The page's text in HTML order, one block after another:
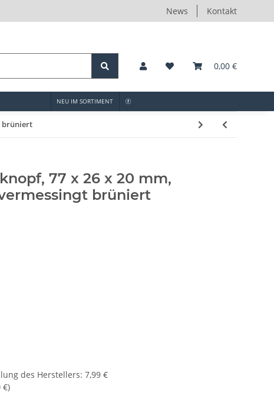
News Kontakt
0,00 €
NEU IM SORTIMENT
brüniert
77 x 26 x 20 mm,
brüniert
des Herstellers: 7,99 €
€)